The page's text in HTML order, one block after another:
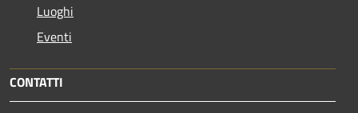
Luoghi
Eventi
CONTATTI